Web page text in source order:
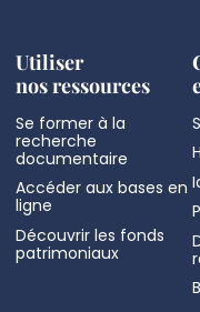
Utiliser
nos ressources
Se former à la
recherche
documentaire
Accéder aux bases en
ligne
Découvrir les fonds
patrimoniaux